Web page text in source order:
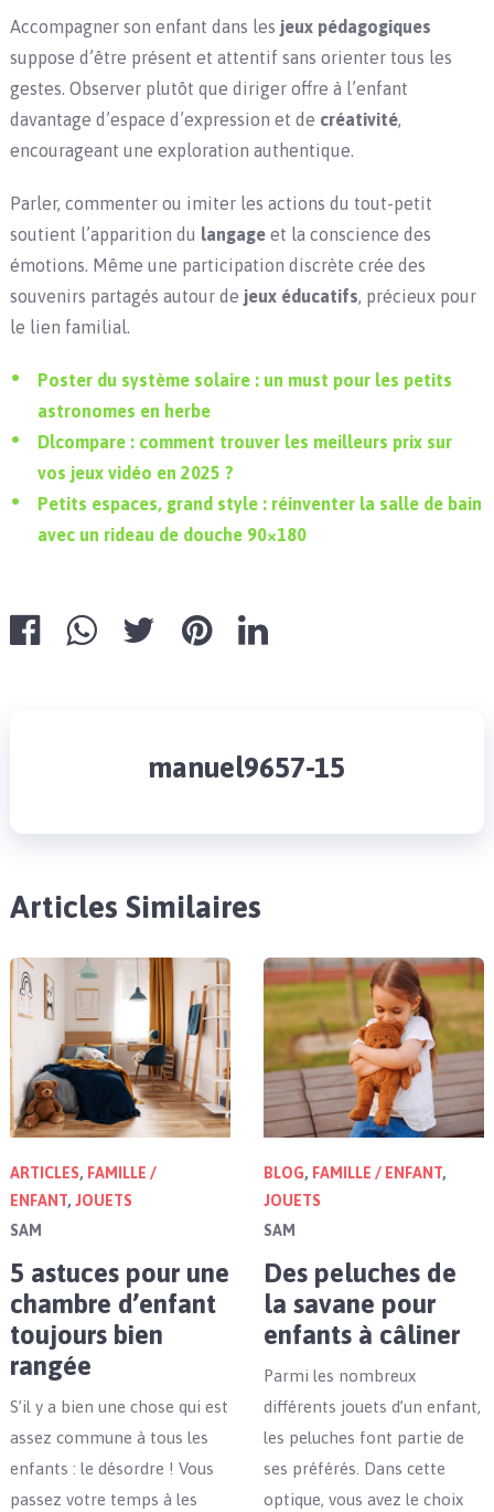
Accompagner son enfant dans les jeux pédagogiques
suppose d’être présent et attentif sans orienter tous les
gestes. Observer plutôt que diriger offre à l’enfant
davantage d’espace d’expression et de créativité,
encourageant une exploration authentique.
Parler, commenter ou imiter les actions du tout-petit
soutient l’apparition du langageet la conscience des
émotions. Même une participation discrète crée des
souvenirs partagés autour de jeux éducatifs, précieux pour
le lien familial.
Poster du système solaire : un must pour les petits
astronomes en herbe
Dlcompare : comment trouver les meilleurs prix sur
vos jeux vidéo en 2025 ?
Petits espaces, grand style : réinventer la salle de bain
avec un rideau de douche 90×180
manuel9657-15
Articles Similaires
ARTICLES, FAMILLE /
ENFANT, JOUETS
SAM
5 astuces pour une
chambre d’enfant
toujours bien
rangée
S’il y a bien une chose qui est
assez commune à tous les
enfants : le désordre ! Vous
passez votre temps à les
BLOG, FAMILLE / ENFANT,
JOUETS
SAM
Des peluches de
la savane pour
enfants à câliner
Parmi les nombreux
différents jouets d’un enfant,
les peluches font partie de
ses préférés. Dans cette
optique, vous avez le choix